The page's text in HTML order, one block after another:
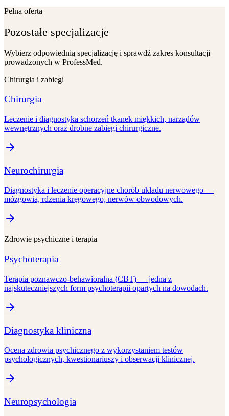
Pełna oferta
Pozostałe specjalizacje
Wybierz odpowiednią specjalizację i sprawdź zakres konsultacji
prowadzonych w ProfessMed.
Chirurgia i zabiegi
Chirurgia
Leczenie i diagnostyka schorzeń tkanek miękkich, narządów
wewnętrznych oraz drobne zabiegi chirurgiczne.
Neurochirurgia
Diagnostyka i leczenie operacyjne chorób układu nerwowego —
mózgowia, rdzenia kręgowego, nerwów obwodowych.
Zdrowie psychiczne i terapia
Psychoterapia
Terapia poznawczo-behawioralna (CBT) — jedna z
najskuteczniejszych form psychoterapii opartych na dowodach.
Diagnostyka kliniczna
Ocena zdrowia psychicznego z wykorzystaniem testów
psychologicznych, kwestionariuszy i obserwacji klinicznej.
Neuropsychologia